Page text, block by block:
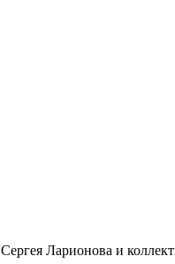
Сергея Ларионова и